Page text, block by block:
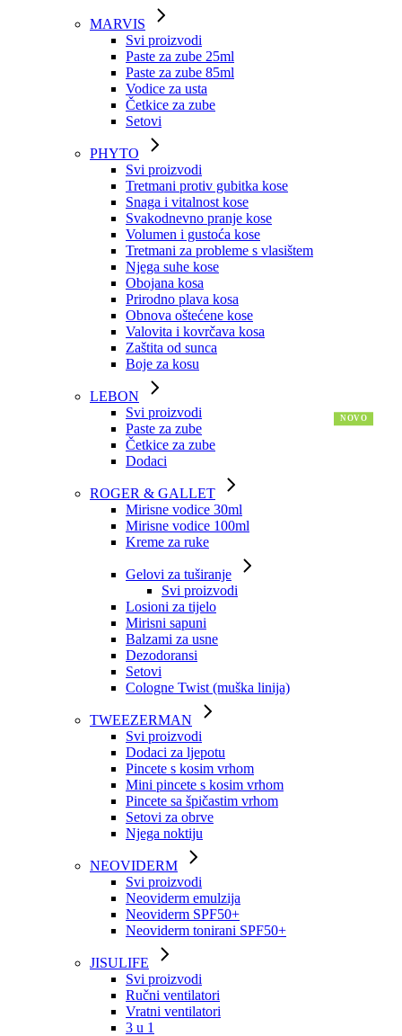
MARVIS
Svi proizvodi
Paste za zube 25ml
Paste za zube 85ml
Vodice za usta
Četkice za zube
Setovi
PHYTO
Svi proizvodi
Tretmani protiv gubitka kose
Snaga i vitalnost kose
Svakodnevno pranje kose
Volumen i gustoća kose
Tretmani za probleme s vlasištem
Njega suhe kose
Obojana kosa
Prirodno plava kosa
Obnova oštećene kose
Valovita i kovrčava kosa
Zaštita od sunca
Boje za kosu
LEBON
Svi proizvodi
Paste za zube
Četkice za zube
Dodaci
ROGER & GALLET
Mirisne vodice 30ml
Mirisne vodice 100ml
Kreme za ruke
Gelovi za tuširanje
Svi proizvodi
Losioni za tijelo
Mirisni sapuni
Balzami za usne
Dezodoransi
Setovi
Cologne Twist (muška linija)
TWEEZERMAN
Svi proizvodi
Dodaci za ljepotu
Pincete s kosim vrhom
Mini pincete s kosim vrhom
Pincete sa špičastim vrhom
Setovi za obrve
Njega noktiju
NEOVIDERM
Svi proizvodi
Neoviderm emulzija
Neoviderm SPF50+
Neoviderm tonirani SPF50+
JISULIFE
Svi proizvodi
Ručni ventilatori
Vratni ventilatori
3 u 1